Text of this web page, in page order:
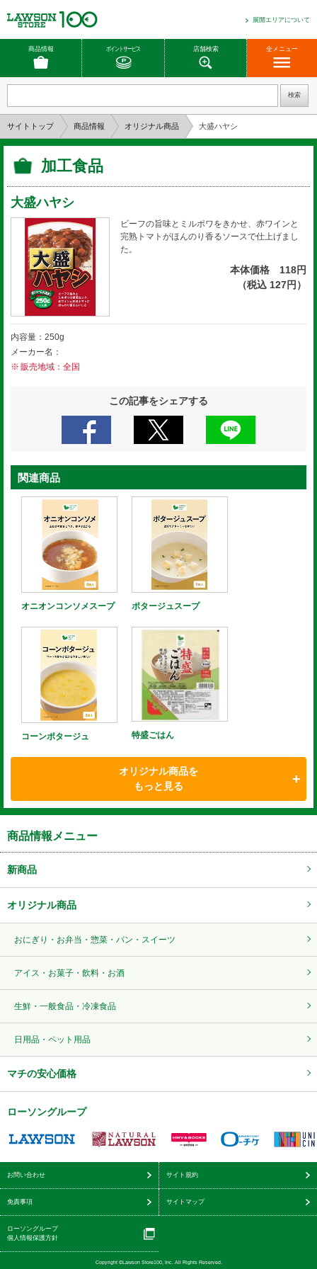
展開エリアについて
商品情報 ポイントサービス 店舗検索 全メニュー
サイトトップ 商品情報 オリジナル商品 大盛ハヤシ
加工食品
大盛ハヤシ
ビーフの旨味とミルポワをきかせ、赤ワインと
完熟トマトがほんのり香るソースで仕上げまし
た。
本体価格 118円
（税込 127円）
内容量：250g
メーカー名：
販売地域：全国
この記事をシェアする
関連商品
オニオンコンソメスープ ポタージュスープ
コーンポタージュ 特盛ごはん
オリジナル商品を
もっと見る
商品情報メニュー
新商品
オリジナル商品
おにぎり・お弁当・惣菜・パン・スイーツ
アイス・お菓子・飲料・お酒
生鮮・一般食品・冷凍食品
日用品・ペット用品
マチの安心価格
ローソングループ
お問い合わせ サイト規約
免責事項 サイトマップ
ローソングループ
個人情報保護方針
Copyright ©Lawson Store100, Inc. All Rights Reserved.